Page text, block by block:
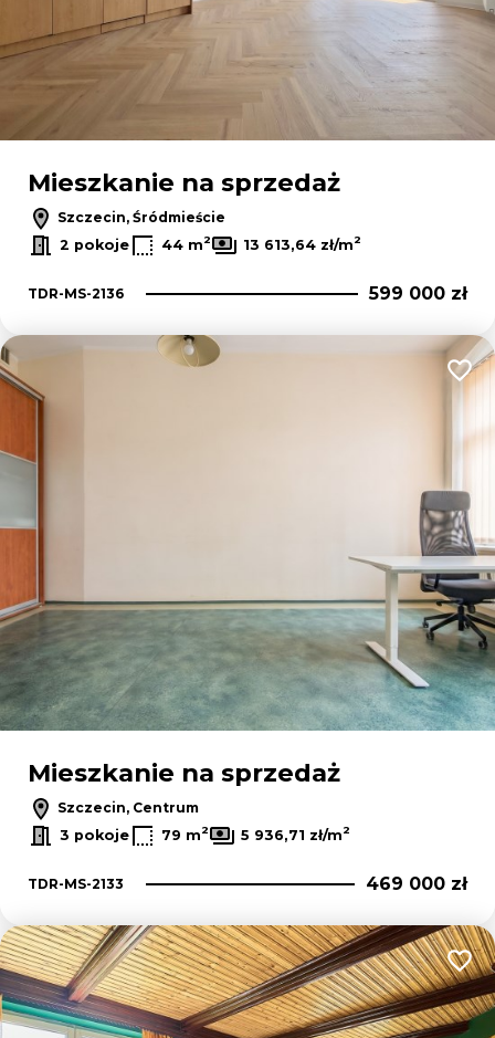
Mieszkanie na sprzedaż
Szczecin, Śródmieście
2 pokoje
44 m2 13 613,64 zł/m2
TDR-MS-2136 599 000 zł
Mieszkanie na sprzedaż
Szczecin, Centrum
3 pokoje
79 m2 5 936,71 zł/m2
TDR-MS-2133 469 000 zł